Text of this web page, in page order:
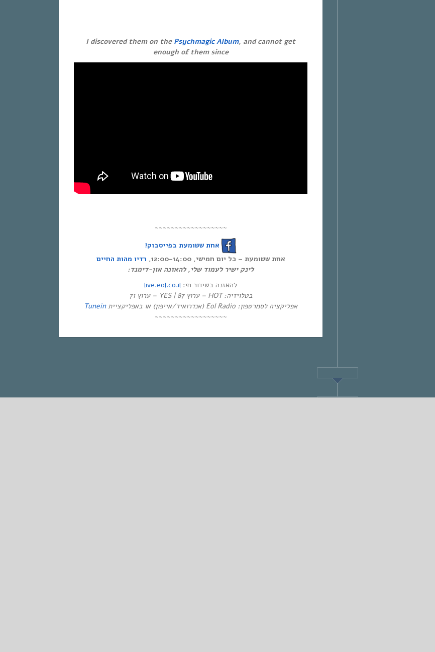
I discovered them on the Psychmagic Album, and cannot get
enough of them since
~~~~~~~~~~~~~~~~~~
אחת ששומעת בפייסבוק!
אחת ששומעת – כל יום חמישי, 12:00-14:00,
רדיו מהות החיים
לינק ישיר לעמוד שלי, להאזנה און-דימנד:
להאזנה בשידור חי: live.eol.co.il
בטלויזיה: HOT – ערוץ 87 | YES – ערוץ 71
אפליקציה לסמרטפון: Eol Radio (אנדרואיד/אייפון) או באפליקציית
Tunein
~~~~~~~~~~~~~~~~~~